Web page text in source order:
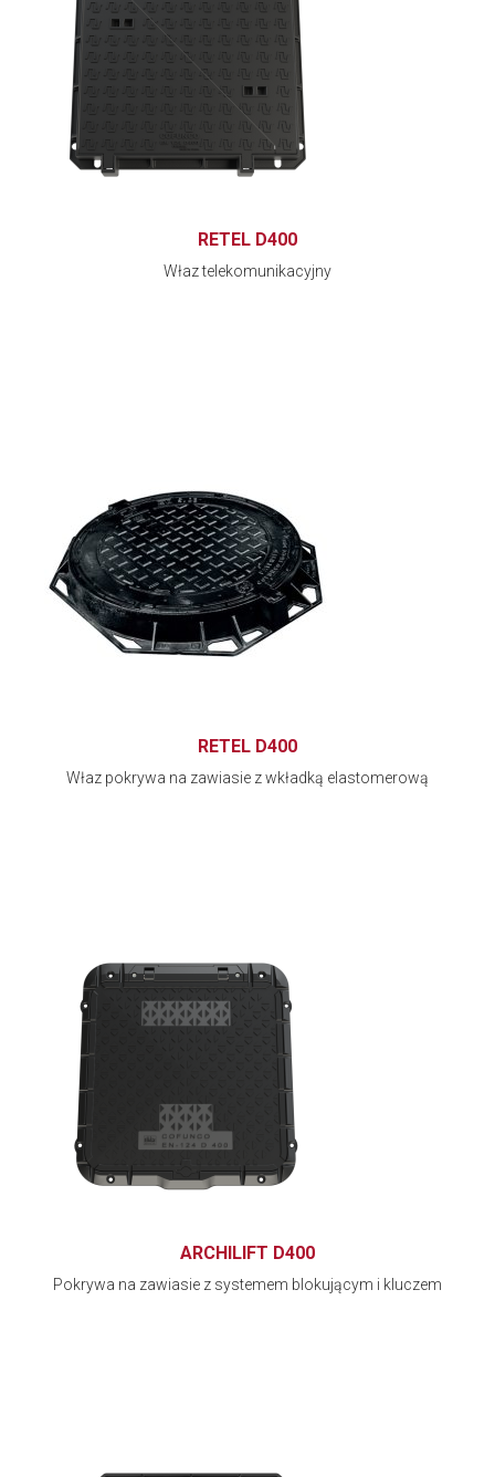
RETEL D400
Właz telekomunikacyjny
RETEL D400
Właz pokrywa na zawiasie z wkładką elastomerową
ARCHILIFT D400
Pokrywa na zawiasie z systemem blokującym i kluczem